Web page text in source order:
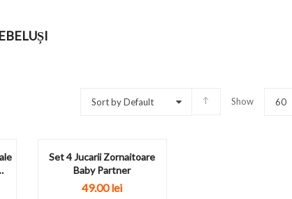
Sort by Default Show 60
Set 4 Jucarii Zornaitoare
Baby Partner
49.00lei